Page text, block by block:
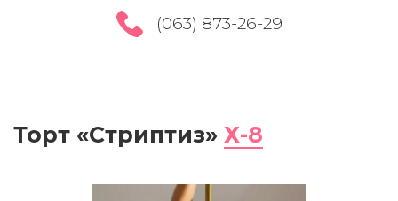
(063) 873-26-29
Торт «Стриптиз» Х-8